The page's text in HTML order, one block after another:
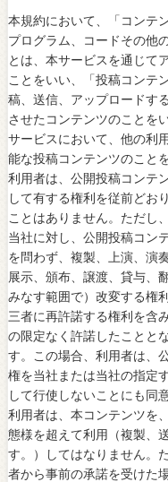
本規約において、「コンテ
プログラム、コードその他
とは、本サービスを通じて
ことをいい、「投稿コンテ
稿、送信、アップロードす
させたコンテンツのことを
サービスにおいて、他の利
能な投稿コンテンツのこと
利用者は、公開投稿コンテ
して有する権利を従前どお
ことはありません。ただし
当社に対し、公開投稿コン
を問わず、複製、上演、演
展示、頒布、譲渡、貸与、
みなす範囲で）改変する権
三者に再許諾する権利を含
の限定なく許諾したことと
す。この場合、利用者は、
権を当社または当社の指定
して行使しないことにも同
利用者は、本コンテンツを
態様を超えて利用（複製、
す。）してはなりません。
者から事前の承諾を受けた